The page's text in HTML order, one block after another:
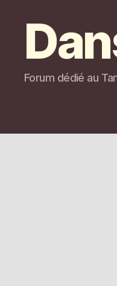
Forum dédié au